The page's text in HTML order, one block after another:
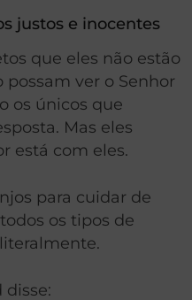
justos e inocentes
que eles não estão
ver o Senhor
os únicos que
Mas eles
está com eles.
para cuidar de
os tipos de
disse: